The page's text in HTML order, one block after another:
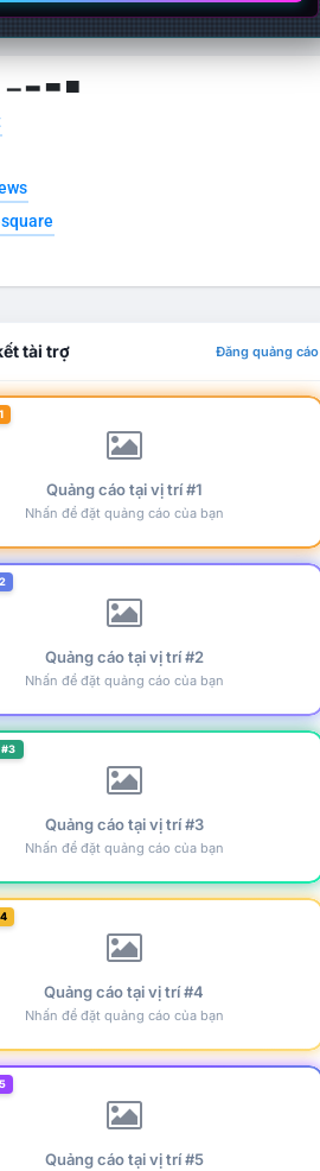
▁ ▂ ▃ ▄
tài trợ Đăng quảng cáo
Quảng cáo tại vị trí #1
Nhấn để đặt quảng cáo của bạn
Quảng cáo tại vị trí #2
Nhấn để đặt quảng cáo của bạn
Quảng cáo tại vị trí #3
Nhấn để đặt quảng cáo của bạn
Quảng cáo tại vị trí #4
Nhấn để đặt quảng cáo của bạn
Quảng cáo tại vị trí #5